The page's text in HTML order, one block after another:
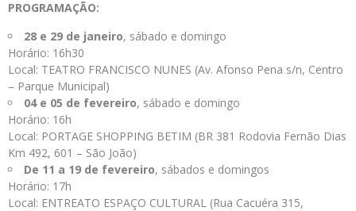
PROGRAMAÇÃO:
28 e 29 de janeiro, sábado e domingo
Horário: 16h30
Local: TEATRO FRANCISCO NUNES (Av. Afonso Pena s/n, Centro
– Parque Municipal)
04 e 05 de fevereiro, sábado e domingo
Horário: 16h
Local: PORTAGE SHOPPING BETIM (BR 381 Rodovia Fernão Dias
Km 492, 601 – São João)
De 11 a 19 de fevereiro, sábados e domingos
Horário: 17h
Local: ENTREATO ESPAÇO CULTURAL (Rua Cacuéra 315,